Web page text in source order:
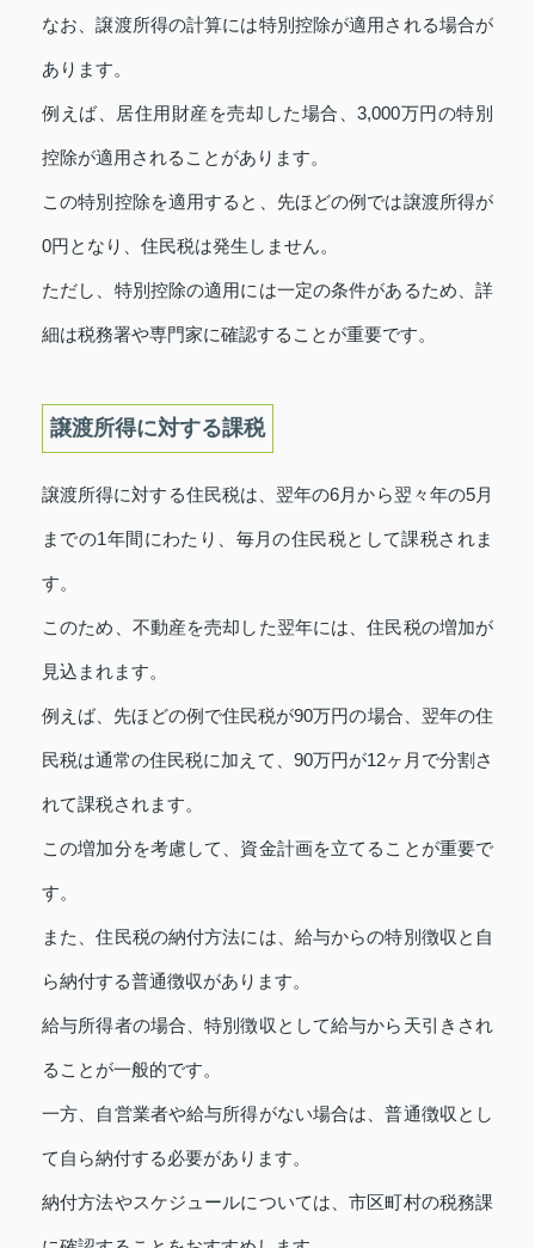
なお、譲渡所得の計算には特別控除が適用される場合が
あります。
例えば、居住用財産を売却した場合、3,000万円の特別
控除が適用されることがあります。
この特別控除を適用すると、先ほどの例では譲渡所得が
0円となり、住民税は発生しません。
ただし、特別控除の適用には一定の条件があるため、詳
細は税務署や専門家に確認することが重要です。
譲渡所得に対する課税
譲渡所得に対する住民税は、翌年の6月から翌々年の5月
までの1年間にわたり、毎月の住民税として課税されま
す。
このため、不動産を売却した翌年には、住民税の増加が
見込まれます。
例えば、先ほどの例で住民税が90万円の場合、翌年の住
民税は通常の住民税に加えて、90万円が12ヶ月で分割さ
れて課税されます。
この増加分を考慮して、資金計画を立てることが重要で
す。
また、住民税の納付方法には、給与からの特別徴収と自
ら納付する普通徴収があります。
給与所得者の場合、特別徴収として給与から天引きされ
ることが一般的です。
一方、自営業者や給与所得がない場合は、普通徴収とし
て自ら納付する必要があります。
納付方法やスケジュールについては、市区町村の税務課